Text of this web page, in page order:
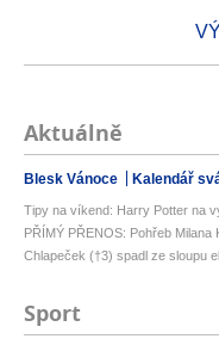
Aktuálně
Blesk Vánoce Kalendář
Tipy na víkend: Harry Potter na
PŘÍMÝ PŘENOS: Pohřeb
Chlapeček (†3) spadl ze sloupu
Sport